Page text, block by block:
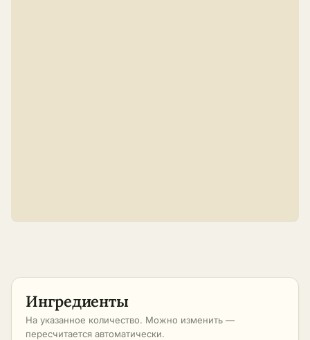
Ингредиенты
На указанное количество. Можно изменить —
пересчитается автоматически.